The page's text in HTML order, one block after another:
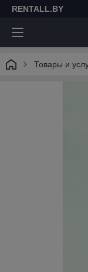
RENTALL.BY
Товары и